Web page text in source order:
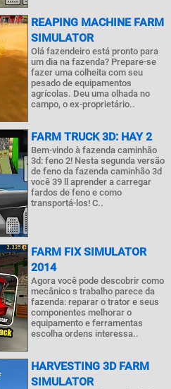
REAPING MACHINE FARM
SIMULATOR
Olá fazendeiro está pronto para
um dia na fazenda? Prepare-se
fazer uma colheita com seu
pesado de equipamentos
agrícolas. Deu uma olhada no
campo, o ex-proprietário..
FARM TRUCK 3D: HAY 2
Bem-vindo à fazenda caminhão
3d: feno 2! Nesta segunda versão
de feno da fazenda caminhão 3d
você 39 ll aprender a carregar
fardos de feno e como
transportá-los! C..
FARM FIX SIMULATOR
2014
Agora você pode descobrir como
mecânico s trabalho parece da
fazenda: reparar o trator e seus
componentes melhorar o
equipamento e ferramentas
escolha ordens interessa..
HARVESTING 3D FARM
SIMULATOR